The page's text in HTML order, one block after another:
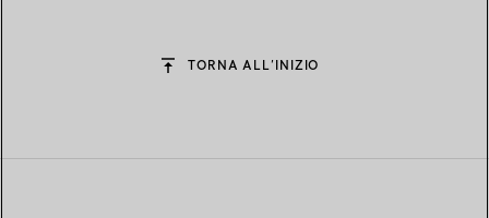
TORNA ALL’INIZIO